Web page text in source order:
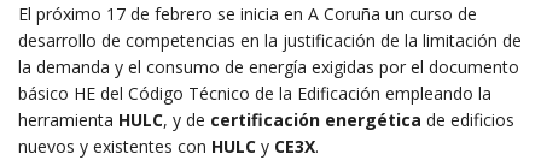
El próximo 17 de febrero se inicia en A Coruña un curso de
desarrollo de competencias en la justificación de la limitación de
la demanda y el consumo de energía exigidas por el documento
básico HE del Código Técnico de la Edificación empleando la
herramienta HULC, y de certificación energética de edificios
nuevos y existentes con HULC y CE3X.